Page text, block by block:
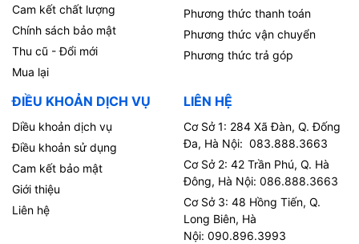
Cam kết chất lượng
Chính sách bảo mật
Thu cũ - Đổi mới
Mua lại
Phương thức thanh toán
Phương thức vận chuyển
Phương thức trả góp
ĐIỀU KHOẢN DỊCH VỤ
Diều khoản dịch vụ
Điều khoản sử dụng
Cam kết bảo mật
Giới thiệu
Liên hệ
LIÊN HỆ
Cơ Sở 1: 284 Xã Đàn, Q. Đống
Đa, Hà Nội: 083.888.3663
Cơ Sở 2: 42 Trần Phú, Q. Hà
Đông, Hà Nội: 086.888.3663
Cơ Sở 3: 48 Hồng Tiến, Q.
Long Biên, Hà
Nội: 090.896.3993